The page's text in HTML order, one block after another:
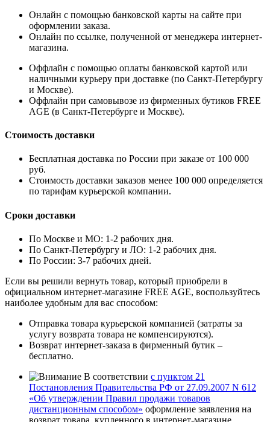
Онлайн с помощью банковской карты на сайте при
оформлении заказа.
Онлайн по ссылке, полученной от менеджера интернет-
магазина.
Оффлайн с помощью оплаты банковской картой или
наличными курьеру при доставке (по Санкт-Петербургу
и Москве).
Оффлайн при самовывозе из фирменных бутиков FREE
AGE (в Санкт-Петербурге и Москве).
Стоимость доставки
Бесплатная доставка по России при заказе от 100 000
руб.
Стоимость доставки заказов менее 100 000 определяется
по тарифам курьерской компании.
Сроки доставки
По Москве и МО: 1-2 рабочих дня.
По Санкт-Петербургу и ЛО: 1-2 рабочих дня.
По России: 3-7 рабочих дней.
Если вы решили вернуть товар, который приобрели в
официальном интернет-магазине FREE AGE, воспользуйтесь
наиболее удобным для вас способом:
Отправка товара курьерской компанией (затраты за
услугу возврата товара не компенсируются).
Возврат интернет-заказа в фирменный бутик –
бесплатно.
В соответствии с пунктом 21
Постановления Правительства РФ от 27.09.2007 N 612
«Об утверждении Правил продажи товаров
дистанционным способом» оформление заявления на
возврат товара, купленного в интернет-магазине,